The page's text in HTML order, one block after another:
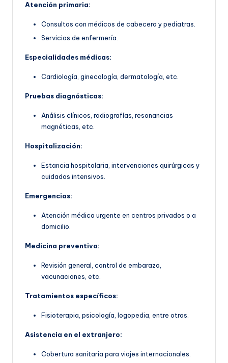
Atención primaria:
Consultas con médicos de cabecera y pediatras.
Servicios de enfermería.
Especialidades médicas:
Cardiología, ginecología, dermatología, etc.
Pruebas diagnósticas:
Análisis clínicos, radiografías, resonancias
magnéticas, etc.
Hospitalización:
Estancia hospitalaria, intervenciones quirúrgicas y
cuidados intensivos.
Emergencias:
Atención médica urgente en centros privados o a
domicilio.
Medicina preventiva:
Revisión general, control de embarazo,
vacunaciones, etc.
Tratamientos específicos:
Fisioterapia, psicología, logopedia, entre otros.
Asistencia en el extranjero:
Cobertura sanitaria para viajes internacionales.